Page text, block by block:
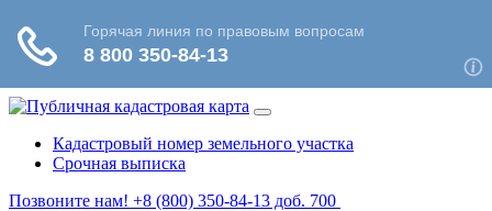
Кадастровый номер земельного участка
Срочная выписка
Позвоните нам! +8 (800) 350-84-13 доб. 700